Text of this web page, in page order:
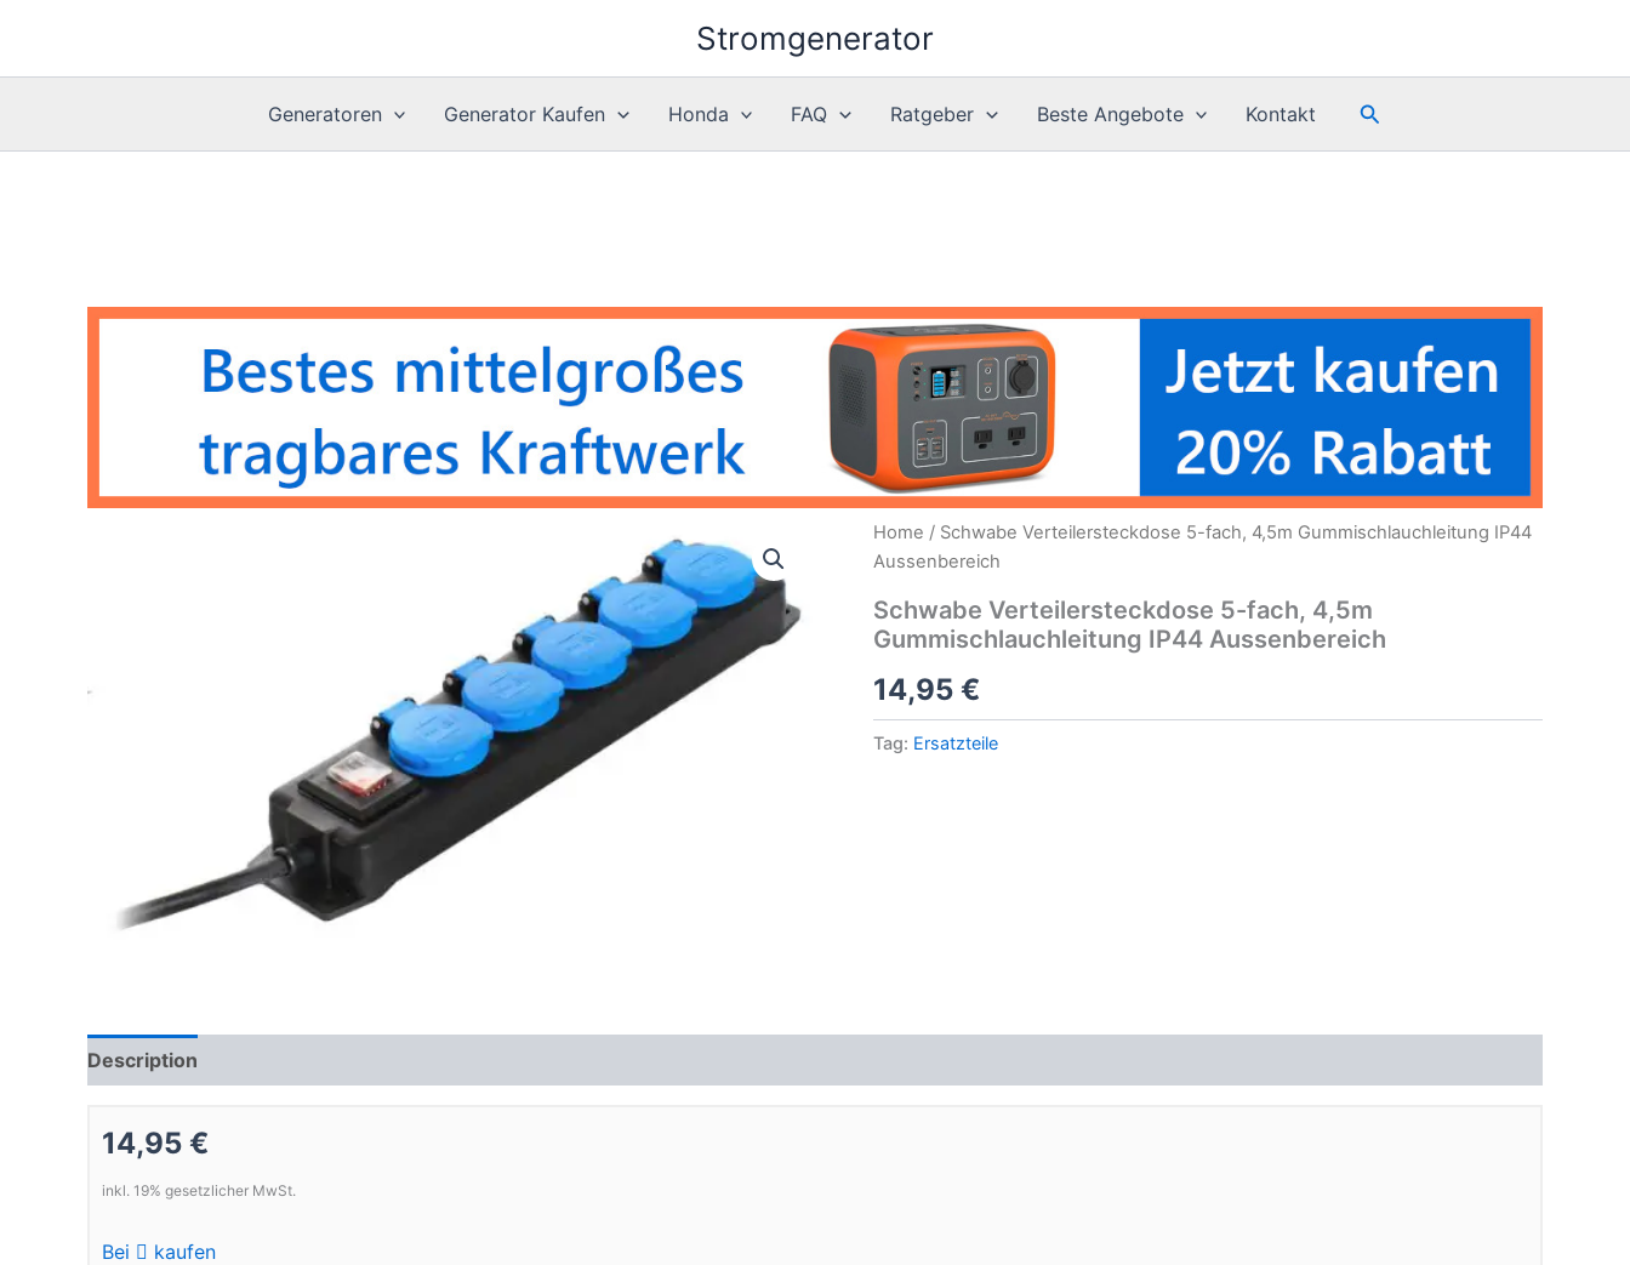
content
Stromgenerator
Generatoren Generator Kaufen Honda FAQ Ratgeber Beste Angebote Kontakt Search
Home / Schwabe Verteilersteckdose 5-fach, 4,5m Gummischlauchleitung IP44
Aussenbereich
Schwabe Verteilersteckdose 5-fach, 4,5m
Gummischlauchleitung IP44 Aussenbereich
14,95 €
Tag: Ersatzteile
Description
14,95 €
inkl. 19% gesetzlicher MwSt.
Bei kaufen